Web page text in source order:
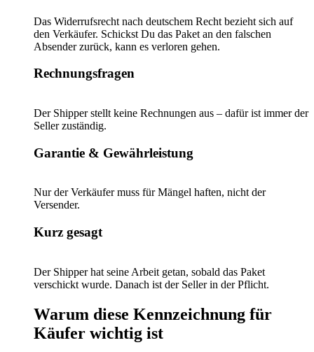
Das Widerrufsrecht nach deutschem Recht bezieht sich auf
den Verkäufer. Schickst Du das Paket an den falschen
Absender zurück, kann es verloren gehen.
Rechnungsfragen
Der Shipper stellt keine Rechnungen aus – dafür ist immer der
Seller zuständig.
Garantie & Gewährleistung
Nur der Verkäufer muss für Mängel haften, nicht der
Versender.
Kurz gesagt
Der Shipper hat seine Arbeit getan, sobald das Paket
verschickt wurde. Danach ist der Seller in der Pflicht.
Warum diese Kennzeichnung für
Käufer wichtig ist